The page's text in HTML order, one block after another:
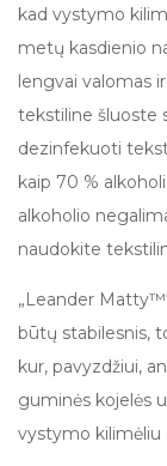
kad vystymo
metų kasdienio
lengvai valomas
tekstiline šluoste
dezinfekuoti
kaip 70 %
alkoholio
naudokite
„Leander
būtų stabilesnis,
kur, pavyzdžiui,
guminės kojelės
vystymo kilimėliu